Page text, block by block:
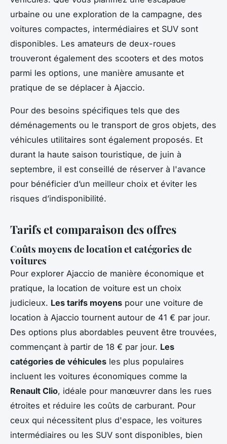
urbaine ou une exploration de la campagne, des
voitures compactes, intermédiaires et SUV sont
disponibles. Les amateurs de deux-roues
trouveront également des scooters et des motos
parmi les options, une manière amusante et
pratique de se déplacer à Ajaccio.
Pour des besoins spécifiques tels que des
déménagements ou le transport de gros objets, des
véhicules utilitaires sont également proposés. Et
durant la haute saison touristique, de juin à
septembre, il est conseillé de réserver à l'avance
pour bénéficier d’un meilleur choix et éviter les
risques d’indisponibilité.
Tarifs et comparaison des offres
Coûts moyens de location et catégories de
voitures
Pour explorer Ajaccio de manière économique et
pratique, la location de voiture est un choix
judicieux. Les tarifs moyens pour une voiture de
location à Ajaccio tournent autour de 41 € par jour.
Des options plus abordables peuvent être trouvées,
commençant à partir de 18 € par jour. Les
catégories de véhicules les plus populaires
incluent les voitures économiques comme la
Renault Clio, idéale pour manœuvrer dans les rues
étroites et réduire les coûts de carburant. Pour
ceux qui nécessitent plus d'espace, les voitures
intermédiaires ou les SUV sont disponibles, bien